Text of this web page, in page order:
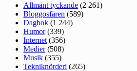
Allmänt tyckande (2 261)
Bloggosfären (589)
Dagbok (1 244)
Humor(339)
Internet (356)
Medier(508)
Musik (355)
Tekniknörderi (265)